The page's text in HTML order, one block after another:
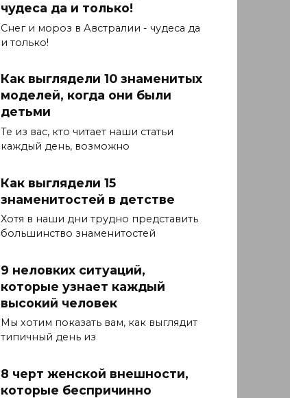
чудеса да и только!
Снег и мороз в Австралии - чудеса да
и только!
Как выглядели 10 знаменитых
моделей, когда они были
детьми
Те из вас, кто читает наши статьи
каждый день, возможно
Как выглядели 15
знаменитостей в детстве
Хотя в наши дни трудно представить
большинство знаменитостей
9 неловких ситуаций,
которые узнает каждый
высокий человек
Мы хотим показать вам, как выглядит
типичный день из
8 черт женской внешности,
которые беспричинно